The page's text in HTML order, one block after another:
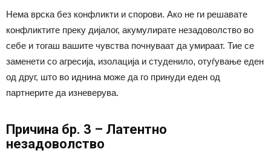
Нема врска без конфликти и спорови. Ако не ги решавате
конфликтите преку дијалог, акумулирате незадоволство во
себе и тогаш вашите чувства почнуваат да умираат. Тие се
заменети со агресија, изолација и студенило, отуѓување еден
од друг, што во иднина може да го принуди еден од
партнерите да изневерува.
Причина бр. 3 – Латентно
незадоволство